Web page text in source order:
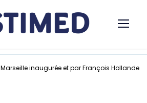
Marseille inaugurée et par François Hollande